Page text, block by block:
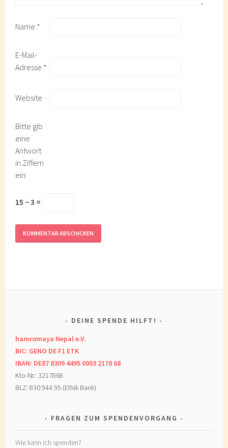
Name *
E-Mail-
Adresse *
Website
Bitte gib
eine
Antwort
in Ziffern
ein:
15 − 3 =
DEINE SPENDE HILFT!
hamromaya Nepal e.V.
BIC: GENO DE F1 ETK
IBAN: DE87 8309 4495 0003 2178 68
Kto-Nr.: 3217868
BLZ: 830 944 95 (Ethik Bank)
FRAGEN ZUM SPENDENVORGANG
Wie kann ich spenden?